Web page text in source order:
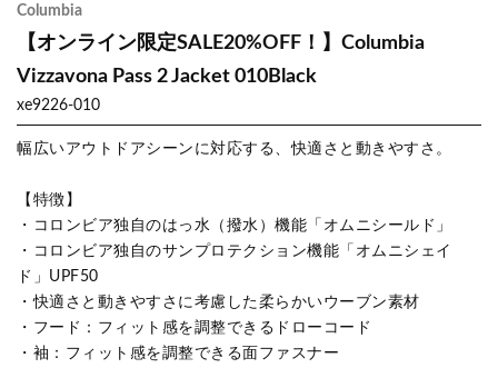
Columbia
【オンライン限定SALE20%OFF！】Columbia
Vizzavona Pass 2 Jacket 010Black
xe9226-010
幅広いアウトドアシーンに対応する、快適さと動きやすさ。
【特徴】
・コロンビア独自のはっ水（撥水）機能「オムニシールド」
・コロンビア独自のサンプロテクション機能「オムニシェイ
ド」UPF50
・快適さと動きやすさに考慮した柔らかいウーブン素材
・フード：フィット感を調整できるドローコード
・袖：フィット感を調整できる面ファスナー